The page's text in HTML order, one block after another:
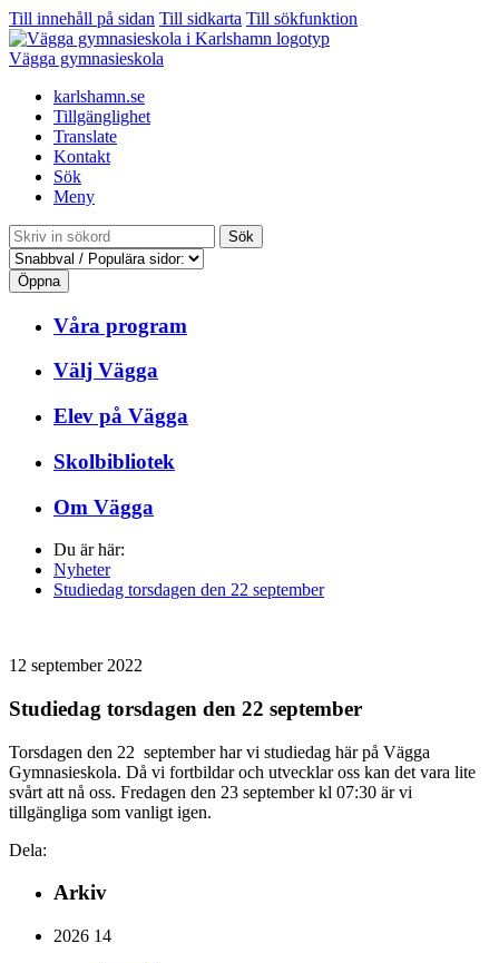
Till innehåll på sidan Till sidkarta Till sökfunktion
Vägga gymnasieskola
karlshamn.se
Tillgänglighet
Translate
Kontakt
Sök
Meny
Sök
Öppna
Våra program
Välj Vägga
Elev på Vägga
Skolbibliotek
Om Vägga
Du är här:
Nyheter
Studiedag torsdagen den 22 september
12 september 2022
Studiedag torsdagen den 22 september
Torsdagen den 22 september har vi studiedag här på Vägga
Gymnasieskola. Då vi fortbildar och utvecklar oss kan det vara lite
svårt att nå oss. Fredagen den 23 september kl 07:30 är vi
tillgängliga som vanligt igen.
Dela:
Arkiv
2026 14